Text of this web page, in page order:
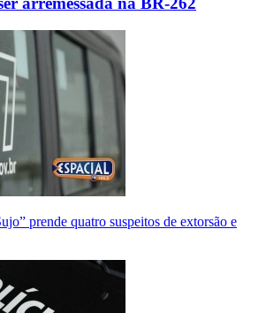
prende quatro suspeitos de extorsão e